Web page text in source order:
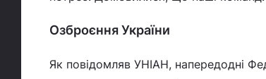
Озброєння України
Як повідомляв УНІАН, напередодні